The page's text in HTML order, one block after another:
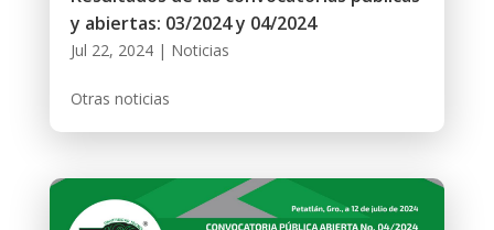
y abiertas: 03/2024 y 04/2024
Jul 22, 2024| Noticias
Otras noticias